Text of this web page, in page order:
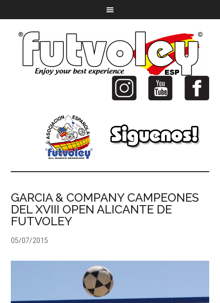
GARCIA & COMPANY CAMPEONES
DEL XVIII OPEN ALICANTE DE
FUTVOLEY
05/07/2015